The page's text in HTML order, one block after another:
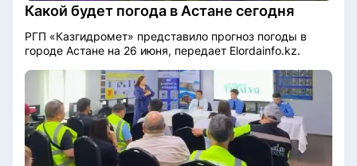
Какой будет погода в Астане сегодня
РГП «Казгидромет» представило прогноз погоды в
городе Астане на 26 июня, передает Elordainfo.kz.